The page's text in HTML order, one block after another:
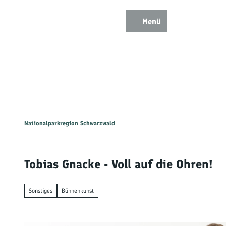
Menü
Nationalparkregion Schwarzwald
Tobias Gnacke - Voll auf die Ohren!
Sonstiges Bühnenkunst